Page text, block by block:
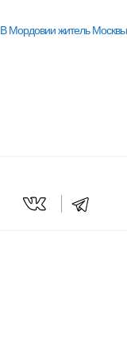
В Мордовии житель